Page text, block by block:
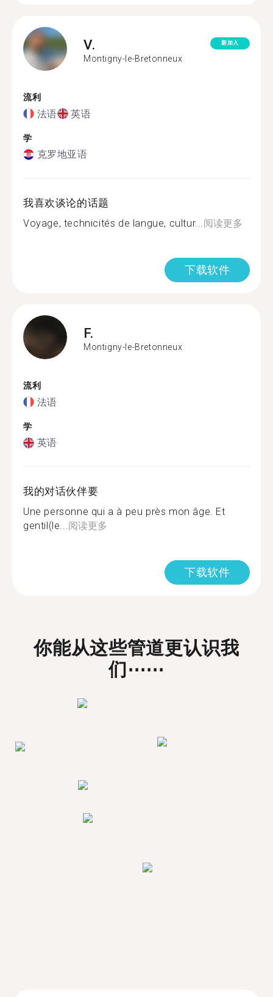
V.
Montigny-le-Bretonneux
新加入
流利
法语 英语
学
克罗地亚语
我喜欢谈论的话题
Voyage, technicités de langue, cultur...阅读更多
下载软件
F.
Montigny-le-Bretonneux
流利
法语
学
英语
我的对话伙伴要
Une personne qui a à peu près mon âge. Et
gentil(le...阅读更多
下载软件
你能从这些管道更认识我
们⋯⋯